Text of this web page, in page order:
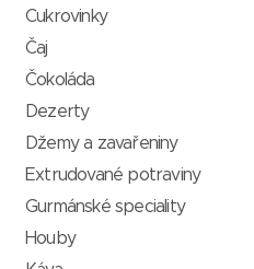
Cukrovinky
Čaj
Čokoláda
Dezerty
Džemy a zavařeniny
Extrudované potraviny
Gurmánské speciality
Houby